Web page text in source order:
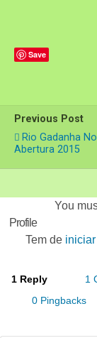
Save
Previous Post
Rio Gadanha
Abertura 2015
You
Profile
Tem de
1 Reply 1
0 Pingbacks